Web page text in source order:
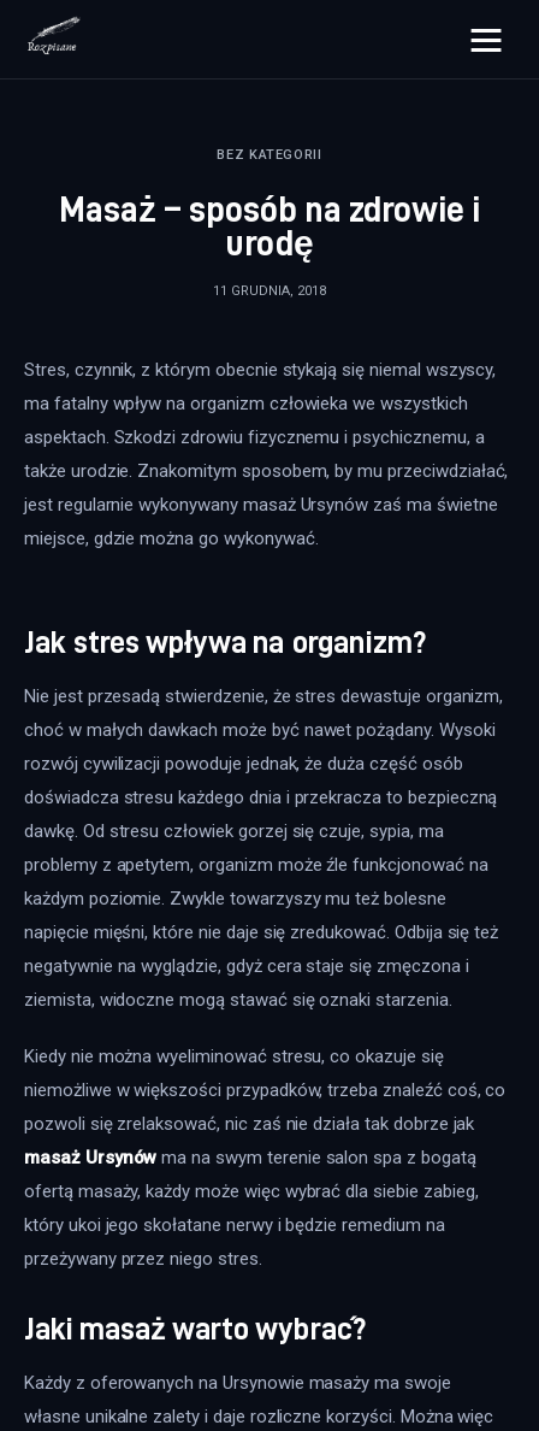
rozpisane.pl
Zdrowie
Więcej
BEZ KATEGORII
Masaż – sposób na zdrowie i
urodę
11 GRUDNIA, 2018
Stres, czynnik, z którym obecnie stykają się niemal wszyscy,
ma fatalny wpływ na organizm człowieka we wszystkich
aspektach. Szkodzi zdrowiu fizycznemu i psychicznemu, a
także urodzie. Znakomitym sposobem, by mu przeciwdziałać,
jest regularnie wykonywany masaż Ursynów zaś ma świetne
miejsce, gdzie można go wykonywać.
Jak stres wpływa na organizm?
Nie jest przesadą stwierdzenie, że stres dewastuje organizm,
choć w małych dawkach może być nawet pożądany. Wysoki
rozwój cywilizacji powoduje jednak, że duża część osób
doświadcza stresu każdego dnia i przekracza to bezpieczną
dawkę. Od stresu człowiek gorzej się czuje, sypia, ma
problemy z apetytem, organizm może źle funkcjonować na
każdym poziomie. Zwykle towarzyszy mu też bolesne
napięcie mięśni, które nie daje się zredukować. Odbija się też
negatywnie na wyglądzie, gdyż cera staje się zmęczona i
ziemista, widoczne mogą stawać się oznaki starzenia.
Kiedy nie można wyeliminować stresu, co okazuje się
niemożliwe w większości przypadków, trzeba znaleźć coś, co
pozwoli się zrelaksować, nic zaś nie działa tak dobrze jak
masaż Ursynów ma na swym terenie salon spa z bogatą
ofertą masaży, każdy może więc wybrać dla siebie zabieg,
który ukoi jego skołatane nerwy i będzie remedium na
przeżywany przez niego stres.
Jaki masaż warto wybrać?
Każdy z oferowanych na Ursynowie masaży ma swoje
własne unikalne zalety i daje rozliczne korzyści. Można więc